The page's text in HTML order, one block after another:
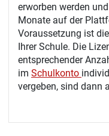
erworben werden
Monate auf der
Voraussetzung ist
Ihrer Schule. Die
entsprechender
im Schulkonto
vergeben, sind dann